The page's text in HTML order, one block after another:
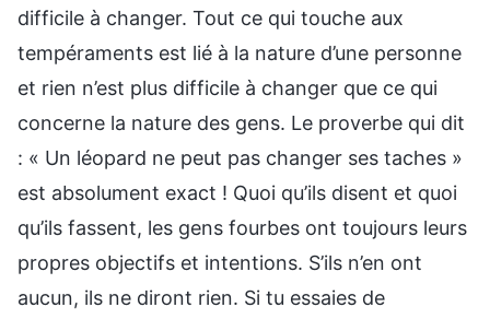
difficile à changer. Tout ce qui touche aux
tempéraments est lié à la nature d’une personne
et rien n’est plus difficile à changer que ce qui
concerne la nature des gens. Le proverbe qui dit
: « Un léopard ne peut pas changer ses taches »
est absolument exact ! Quoi qu’ils disent et quoi
qu’ils fassent, les gens fourbes ont toujours leurs
propres objectifs et intentions. S’ils n’en ont
aucun, ils ne diront rien. Si tu essaies de